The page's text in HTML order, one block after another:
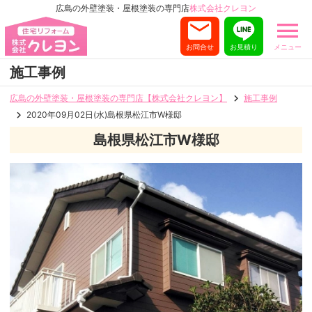
広島の外壁塗装・屋根塗装の専門店株式会社クレヨン
メニュー
お見積り
お問合せ
施工事例
広島の外壁塗装・屋根塗装の専門店【株式会社クレヨン】
施工事例
2020年09月02日(水)島根県松江市W様邸
島根県松江市W様邸